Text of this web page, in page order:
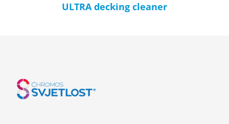
ULTRA decking cleaner